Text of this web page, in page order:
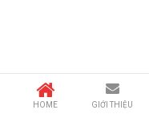
HOME GIỚI THIỆU